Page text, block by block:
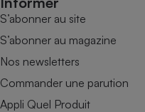
S’abonner au site
S’abonner au magazine
Nos newsletters
Commander une parution
Appli Quel Produit